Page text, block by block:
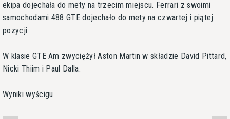
ekipa dojechała do mety na trzecim miejscu. Ferrari z swoimi
samochodami 488 GTE dojechało do mety na czwartej i piątej
pozycji.
W klasie GTE Am zwyciężył Aston Martin w składzie David Pittard,
Nicki Thiim i Paul Dalla.
Wyniki wyścigu